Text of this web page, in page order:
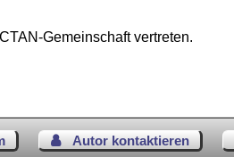
Gemeinschaft vertreten.
Autor kontaktieren